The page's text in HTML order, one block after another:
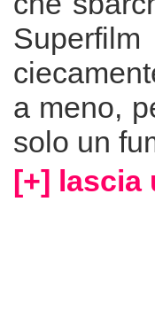
a meno,
solo un
[+] lascia